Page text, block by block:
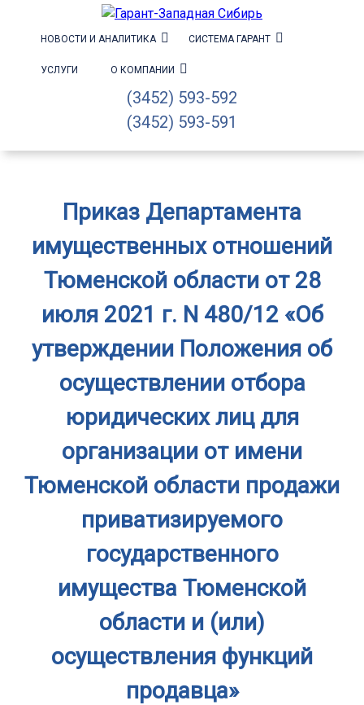
НОВОСТИ И АНАЛИТИКА СИСТЕМА ГАРАНТ
УСЛУГИ О КОМПАНИИ
(3452) 593-592
(3452) 593-591
Приказ Департамента
имущественных отношений
Тюменской области от 28
июля 2021 г. N 480/12 «Об
утверждении Положения об
осуществлении отбора
юридических лиц для
организации от имени
Тюменской области продажи
приватизируемого
государственного
имущества Тюменской
области и (или)
осуществления функций
продавца»